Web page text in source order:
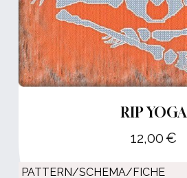
RIP YOGA
12,00€